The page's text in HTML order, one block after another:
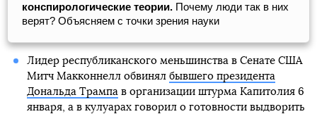
конспирологические теории. Почему люди так в них
верят? Объясняем с точки зрения науки
Лидер республиканского меньшинства в Сенате США
Митч Макконнелл обвинял бывшего президента
Дональда Трампав организации штурма Капитолия 6
января, а в кулуарах говорил о готовности выдворить